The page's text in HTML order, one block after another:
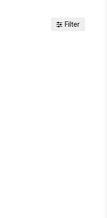
Filter